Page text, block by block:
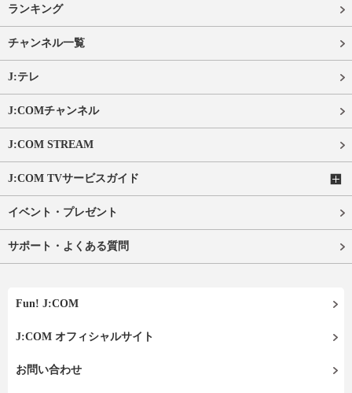
ランキング
チャンネル一覧
J:テレ
J:COMチャンネル
J:COM STREAM
J:COM TVサービスガイド
イベント・プレゼント
サポート・よくある質問
Fun! J:COM
J:COM オフィシャルサイト
お問い合わせ